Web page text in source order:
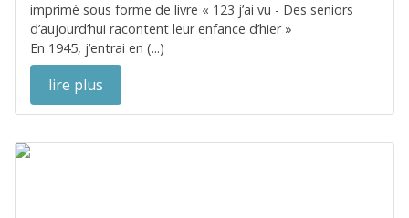
imprimé sous forme de livre « 123 j’ai vu - Des seniors
d’aujourd’hui racontent leur enfance d’hier »
En 1945, j’entrai en (...)
lire plus